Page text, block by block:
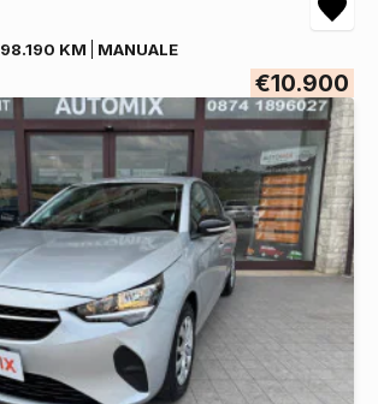
98.190 KM
MANUALE
€10.900